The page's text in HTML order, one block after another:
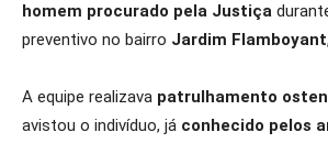
homem procurado pela Justiça
preventivo no bairro Jardim Flamboyant
A equipe realizava patrulhamento
avistou o indivíduo, já conhecido pelos